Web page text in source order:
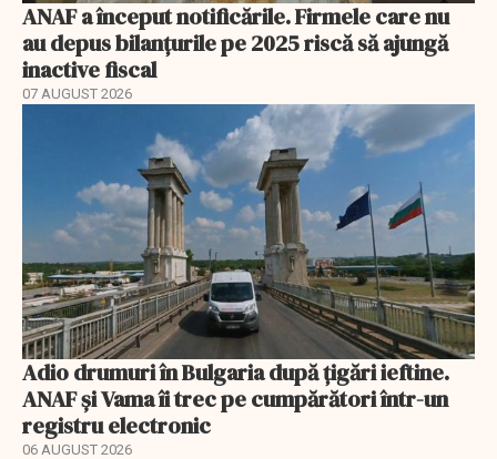
ANAF a început notificările. Firmele care nu
au depus bilanțurile pe 2025 riscă să ajungă
inactive fiscal
07 AUGUST 2026
Adio drumuri în Bulgaria după țigări ieftine.
ANAF și Vama îi trec pe cumpărători într-un
registru electronic
06 AUGUST 2026